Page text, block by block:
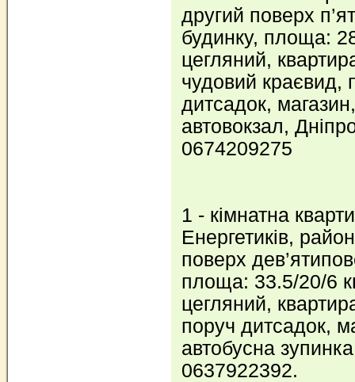
другий поверх
будинку, площа:
цегляний,
чудовий краєвид,
дитсадок,
автовокзал,
0674209275
1 - кімнатна
Енергетиків,
поверх
площа: 33.5/20/6
цегляний,
поруч дитсадок,
автобусна
0637922392.